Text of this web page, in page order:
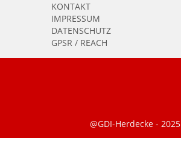
KONTAKT
IMPRESSUM
DATENSCHUTZ
GPSR / REACH
@GDI-Herdecke - 2025